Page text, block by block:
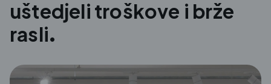
uštedjeli troškove i brže
rasli.